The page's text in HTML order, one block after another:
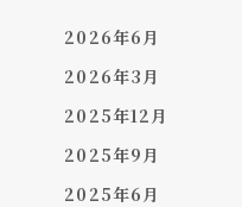
2026年6月
2026年3月
2025年12月
2025年9月
2025年6月